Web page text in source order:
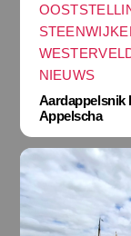
NIEUWS
Aardappelsnik
Appelscha